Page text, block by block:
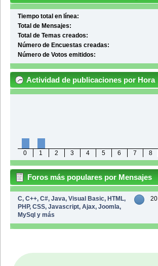
Tiempo total en línea:
Total de Mensajes:
Total de Temas creados:
Número de Encuestas creadas:
Número de Votos emitidos:
Actividad de publicaciones por Hora
0 1 2 3 4 5 6 7 8
Foros más populares por Mensajes
C, C++, C#, Java, Visual Basic, HTML,
PHP, CSS, Javascript, Ajax, Joomla,
MySql y más
20